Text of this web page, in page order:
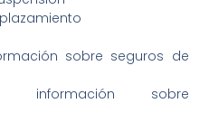
sobre seguros de
información sobre